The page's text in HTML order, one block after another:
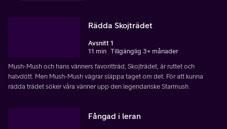
Rädda Skojträdet
Avsnitt 1
11 min Tillgänglig 3+ månader
Mush-Mush och hans vänners favoritträd, Skojträdet, är ruttet och
halvdött. Men Mush-Mush vägrar släppa taget om det. För att kunna
rädda trädet söker våra vänner upp den legendariske Starmush.
Fångad i leran